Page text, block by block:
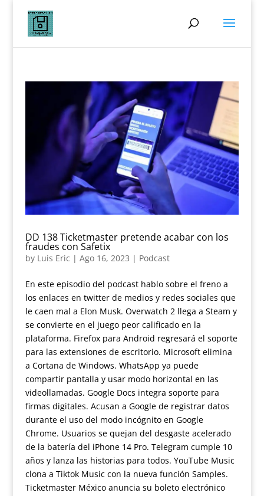
DD 138 Ticketmaster pretende acabar con los
fraudes con Safetix
by Luis Eric | Ago 16, 2023 | Podcast
En este episodio del podcast hablo sobre el freno a
los enlaces en twitter de medios y redes sociales que
le caen mal a Elon Musk. Overwatch 2 llega a Steam y
se convierte en el juego peor calificado en la
plataforma. Firefox para Android regresará el soporte
para las extensiones de escritorio. Microsoft elimina
a Cortana de Windows. WhatsApp ya puede
compartir pantalla y usar modo horizontal en las
videollamadas. Google Docs integra soporte para
firmas digitales. Acusan a Google de registrar datos
durante el uso del modo incógnito en Google
Chrome. Usuarios se quejan del desgaste acelerado
de la batería del iPhone 14 Pro. Telegram cumple 10
años y lanza las historias para todos. YouTube Music
clona a Tiktok Music con la nueva función Samples.
Ticketmaster México anuncia su boleto electrónico